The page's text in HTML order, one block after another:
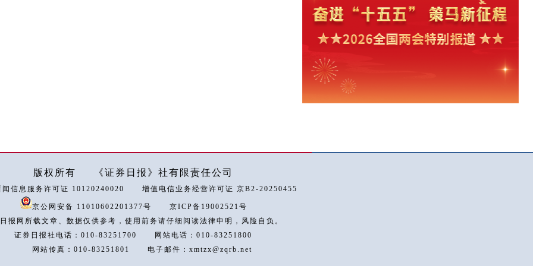
版权所有 《证券日报》社有限责任公司
闻信息服务许可证 10120240020 增值电信业务经营许可证 京B2-20250455
京公网安备 11010602201377号
京ICP备19002521号
报网所载文章、数据仅供参考，使用前务请仔细阅读法律申明，风险自负。
证券日报社电话：010-83251700
网站电话：010-83251800
网站传真：010-83251801
电子邮件：xmtzx@zqrb.net